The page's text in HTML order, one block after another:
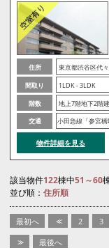
住所
東京都渋谷区代
間取り
1LDK - 3LDK
階数
地上7階地下2階建
交通
小田急線「参宮
物件詳細を見る
該当物件122棟中51～60
並び順： 住所順
最初へ << 2 3
>>
最後へ